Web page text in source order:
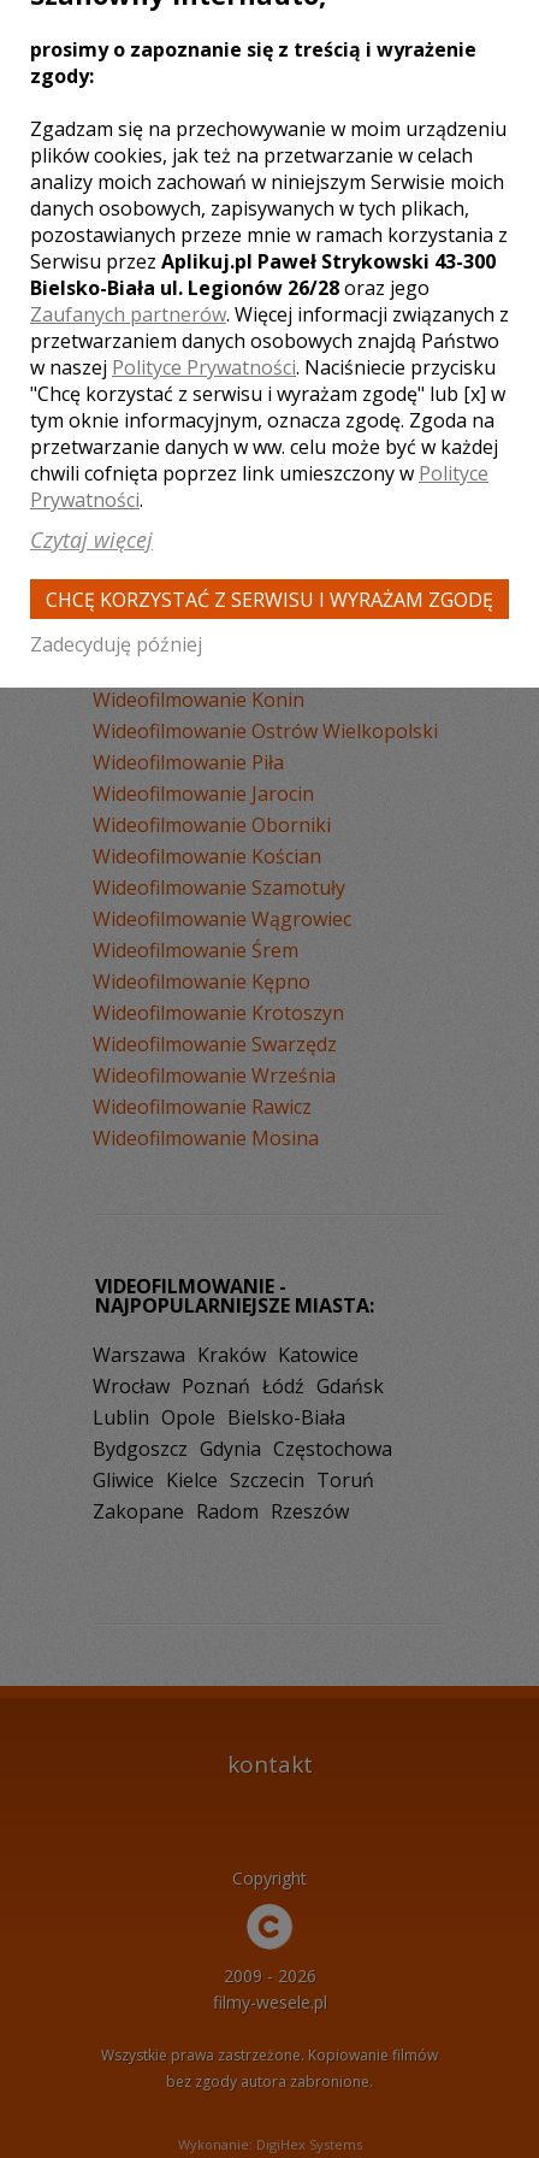
OFERUJĘ PRZYSTĘPNE CENY USŁUG.
Każde zlecenie traktuję indywidualnie i
dostosowuję do potrzeb i życzeń
Zobacz więcej
Liczba pozycji:1
WOJEWÓDZTWO WIELKOPOLSKIE –
ZOBACZ LISTĘ KAMERZYSTÓW Z
INNYCH MIAST:
Wideofilmowanie Poznań
Wideofilmowanie Kalisz
Wideofilmowanie Gniezno
Wideofilmowanie Leszno
Wideofilmowanie Konin
Wideofilmowanie Ostrów Wielkopolski
Wideofilmowanie Piła
Wideofilmowanie Jarocin
Wideofilmowanie Oborniki
Wideofilmowanie Kościan
Wideofilmowanie Szamotuły
Wideofilmowanie Wągrowiec
Wideofilmowanie Śrem
Wideofilmowanie Kępno
Wideofilmowanie Krotoszyn
Wideofilmowanie Swarzędz
Wideofilmowanie Września
Wideofilmowanie Rawicz
Wideofilmowanie Mosina
VIDEOFILMOWANIE -
NAJPOPULARNIEJSZE MIASTA:
Warszawa Kraków Katowice
Wrocław Poznań Łódź Gdańsk
Lublin Opole Bielsko-Biała
Bydgoszcz Gdynia Częstochowa
Gliwice Kielce Szczecin Toruń
Zakopane Radom Rzeszów
kontakt
Copyright
2009 - 2026
filmy-wesele.pl
Wszystkie prawa zastrzeżone. Kopiowanie filmów
bez zgody autora zabronione.
Wykonanie: DigiHex Systems
prosimy o zapoznanie się z treścią i wyrażenie
zgody:
Zgadzam się na przechowywanie w moim urządzeniu
plików cookies, jak też na przetwarzanie w celach
analizy moich zachowań w niniejszym Serwisie moich
danych osobowych, zapisywanych w tych plikach,
pozostawianych przeze mnie w ramach korzystania z
Serwisu przez Aplikuj.pl Paweł Strykowski 43-300
Bielsko-Biała ul. Legionów 26/28oraz jego
Zaufanych partnerów. Więcej informacji związanych z
przetwarzaniem danych osobowych znajdą Państwo
w naszej Polityce Prywatności. Naciśniecie przycisku
"Chcę korzystać z serwisu i wyrażam zgodę" lub [x] w
tym oknie informacyjnym, oznacza zgodę. Zgoda na
przetwarzanie danych w ww. celu może być w każdej
chwili cofnięta poprzez link umieszczony w Polityce
Prywatności.
Czytaj więcej
CHCĘ KORZYSTAĆ Z SERWISU I WYRAŻAM ZGODĘ
Zadecyduję później